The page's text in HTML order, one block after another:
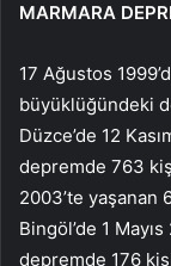
MARMARA
17 Ağustos
büyüklüğündeki
Düzce’de 12
depremde 763
2003’te
Bingöl’de 1
depremde 176